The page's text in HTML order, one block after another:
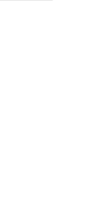
Attiva la raccolta e la